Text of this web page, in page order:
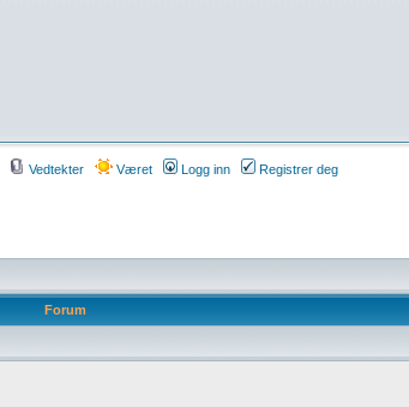
Vedtekter Været Logg inn Registrer deg
Forum